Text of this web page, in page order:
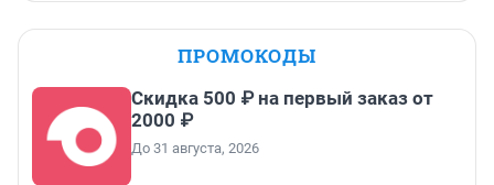
ПРОМОКОДЫ
Скидка 500 ₽ на первый заказ от
2000 ₽
До 31 августа, 2026